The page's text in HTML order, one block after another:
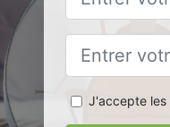
J'accepte les